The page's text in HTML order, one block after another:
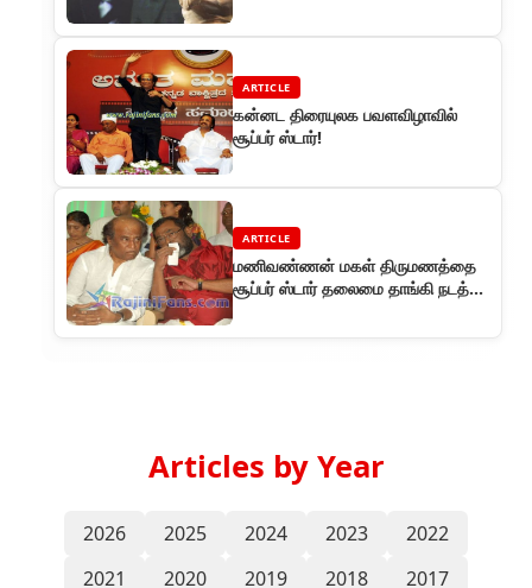
ARTICLE
கன்னட திரையுலக பவளவிழாவில்
சூப்பர் ஸ்டார்!
ARTICLE
மணிவண்ணன் மகள் திருமணத்தை
சூப்பர் ஸ்டார் தலைமை தாங்கி நடத்தி
Articles by Year
2026 2025 2024 2023
2022
2021
2020 2019 2018
2017